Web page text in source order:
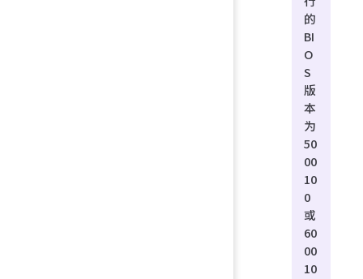
的
BI
O
S
版
本
为
50
00
10
0
或
60
00
10